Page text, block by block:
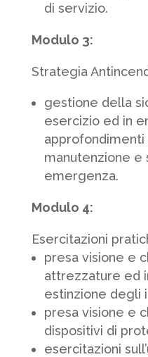
di servizio.
Modulo 3:
Strategia
gestione della
esercizio ed in
manutenzione e
emergenza.
Modulo 4:
Esercitazioni
presa visione e
attrezzature ed
estinzione degli
presa visione e
dispositivi di
esercitazioni